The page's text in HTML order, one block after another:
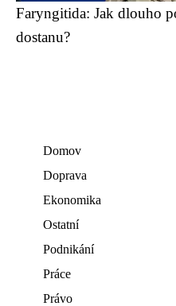
Faryngitida: Jak dlouho
dostanu?
Domov
Doprava
Ekonomika
Ostatní
Podnikání
Práce
Právo